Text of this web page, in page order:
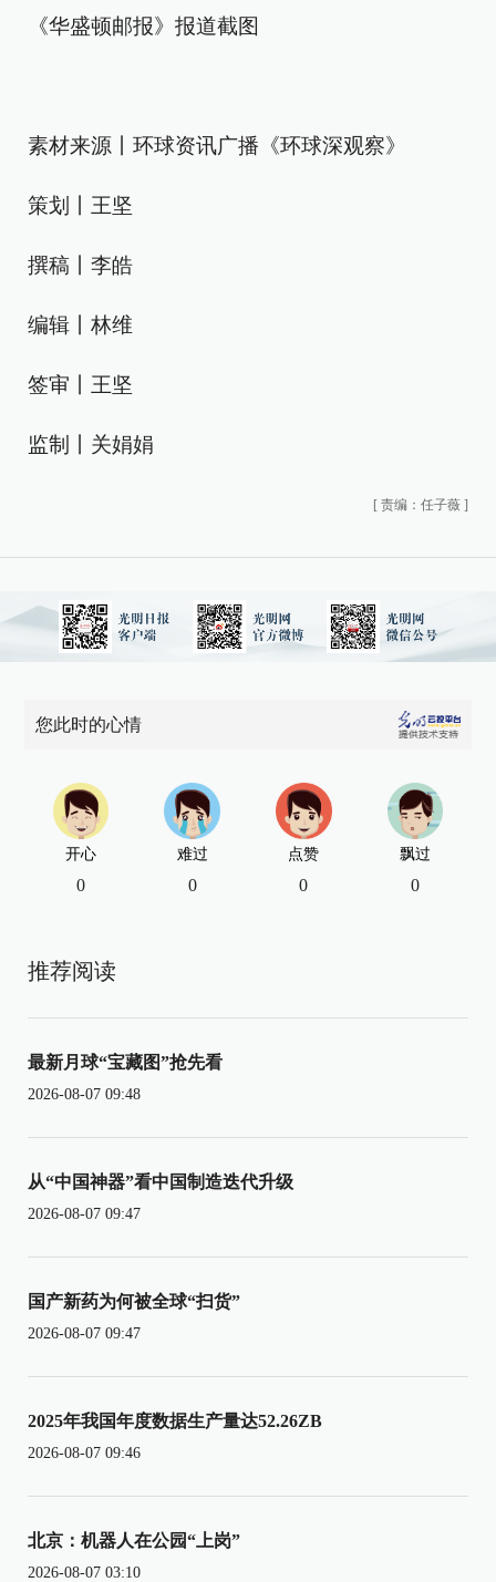
《华盛顿邮报》报道截图
素材来源丨环球资讯广播《环球深观察》
策划丨王坚
撰稿丨李皓
编辑丨林维
签审丨王坚
监制丨关娟娟
[ 责编：任子薇 ]
您此时的心情
开心
0
难过
0
点赞
0
飘过
0
推荐阅读
最新月球“宝藏图”抢先看
2026-08-07 09:48
从“中国神器”看中国制造迭代升级
2026-08-07 09:47
国产新药为何被全球“扫货”
2026-08-07 09:47
2025年我国年度数据生产量达52.26ZB
2026-08-07 09:46
北京：机器人在公园“上岗”
2026-08-07 03:10